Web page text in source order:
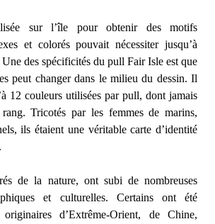
sur l’île pour obtenir des motifs
et colorés pouvait nécessiter jusqu’à
des spécificités du pull Fair Isle est que
peut changer dans le milieu du dessin. Il
12 couleurs utilisées par pull, dont jamais
Tricotés par les femmes de marins,
ils étaient une véritable carte d’identité
de la nature, ont subi de nombreuses
et culturelles. Certains ont été
d’Extrême-Orient, de Chine,